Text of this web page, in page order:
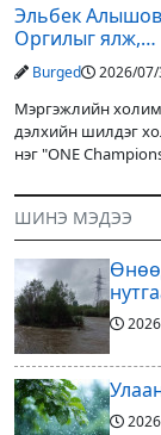
Эльбек
Оргилыг ялж,
гэрийнхэндээ
авч өгнө
Burged 2026/07/
Мэргэжлийн
дэлхийн шилдэг
нэг "ONE
өнөөдөр/
өдөрлөгийн оргил
эзэд нь бантам
ШИНЭ МЭДЭЭ